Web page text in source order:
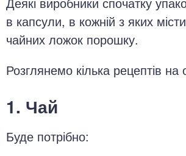
в капсули, в кожній з яких
чайних ложок порошку.
Розглянемо кілька рецептів на
1. Чай
Буде потрібно: